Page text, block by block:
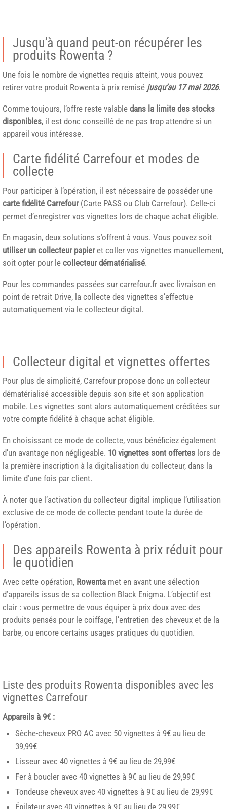
Jusqu’à quand peut-on récupérer les
produits Rowenta ?
Une fois le nombre de vignettes requis atteint, vous pouvez
retirer votre produit Rowenta à prix remisé jusqu’au 17 mai 2026.
Comme toujours, l’offre reste valable dans la limite des stocks
disponibles, il est donc conseillé de ne pas trop attendre si un
appareil vous intéresse.
Carte fidélité Carrefour et modes de
collecte
Pour participer à l’opération, il est nécessaire de posséder une
carte fidélité Carrefour(Carte PASS ou Club Carrefour). Celle-ci
permet d’enregistrer vos vignettes lors de chaque achat éligible.
En magasin, deux solutions s’offrent à vous. Vous pouvez soit
utiliser un collecteur papieret coller vos vignettes manuellement,
soit opter pour le collecteur dématérialisé.
Pour les commandes passées sur carrefour.fr avec livraison en
point de retrait Drive, la collecte des vignettes s’effectue
automatiquement via le collecteur digital.
Collecteur digital et vignettes offertes
Pour plus de simplicité, Carrefour propose donc un collecteur
dématérialisé accessible depuis son site et son application
mobile. Les vignettes sont alors automatiquement créditées sur
votre compte fidélité à chaque achat éligible.
En choisissant ce mode de collecte, vous bénéficiez également
d’un avantage non négligeable. 10 vignettes sont offertes lors de
la première inscription à la digitalisation du collecteur, dans la
limite d’une fois par client.
À noter que l’activation du collecteur digital implique l’utilisation
exclusive de ce mode de collecte pendant toute la durée de
l’opération.
Des appareils Rowenta à prix réduit pour
le quotidien
Avec cette opération, Rowenta met en avant une sélection
d’appareils issus de sa collection Black Enigma. L’objectif est
clair : vous permettre de vous équiper à prix doux avec des
produits pensés pour le coiffage, l’entretien des cheveux et de la
barbe, ou encore certains usages pratiques du quotidien.
Liste des produits Rowenta disponibles avec les
vignettes Carrefour
Appareils à 9€ :
Sèche-cheveux PRO AC avec 50 vignettes à 9€ au lieu de
39,99€
Lisseur avec 40 vignettes à 9€ au lieu de 29,99€
Fer à boucler avec 40 vignettes à 9€ au lieu de 29,99€
Tondeuse cheveux avec 40 vignettes à 9€ au lieu de 29,99€